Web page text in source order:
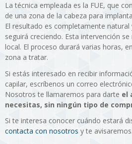
La técnica empleada es la FUE, que
de una zona de la cabeza para
El resultado es completamente
seguirá creciendo. Esta intervención
local. El proceso durará varias horas,
zona a tratar.
Si estás interesado en recibir
capilar, escríbenos un correo
Nosotros te llamaremos para darte el
necesitas, sin ningún tipo de
Si te interesa conocer cuándo estará
contacta con nosotros y te avisaremos.